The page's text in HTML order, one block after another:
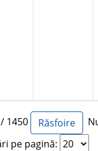
/ 1450
pe pagină: